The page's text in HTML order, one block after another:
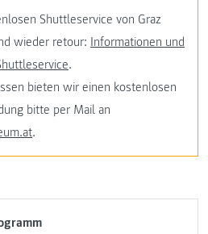
Shuttleservice von Graz
wieder retour: Informationen und
.
bieten wir einen kostenlosen
bitte per Mail an
.